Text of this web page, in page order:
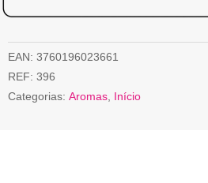
EAN: 3760196023661
REF: 396
Categorias: Aromas, Início